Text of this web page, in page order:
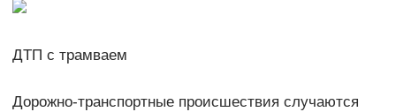
ДТП с трамваем
Дорожно-транспортные происшествия случаются